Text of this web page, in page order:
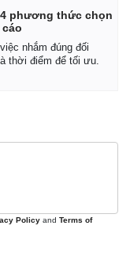
phương thức chọn
nhắm đúng đối
thời điểm để tối ưu.
Policy and Terms of